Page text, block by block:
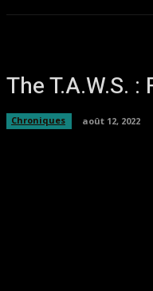
The T.A.W.S.
Chroniques août 12, 2022